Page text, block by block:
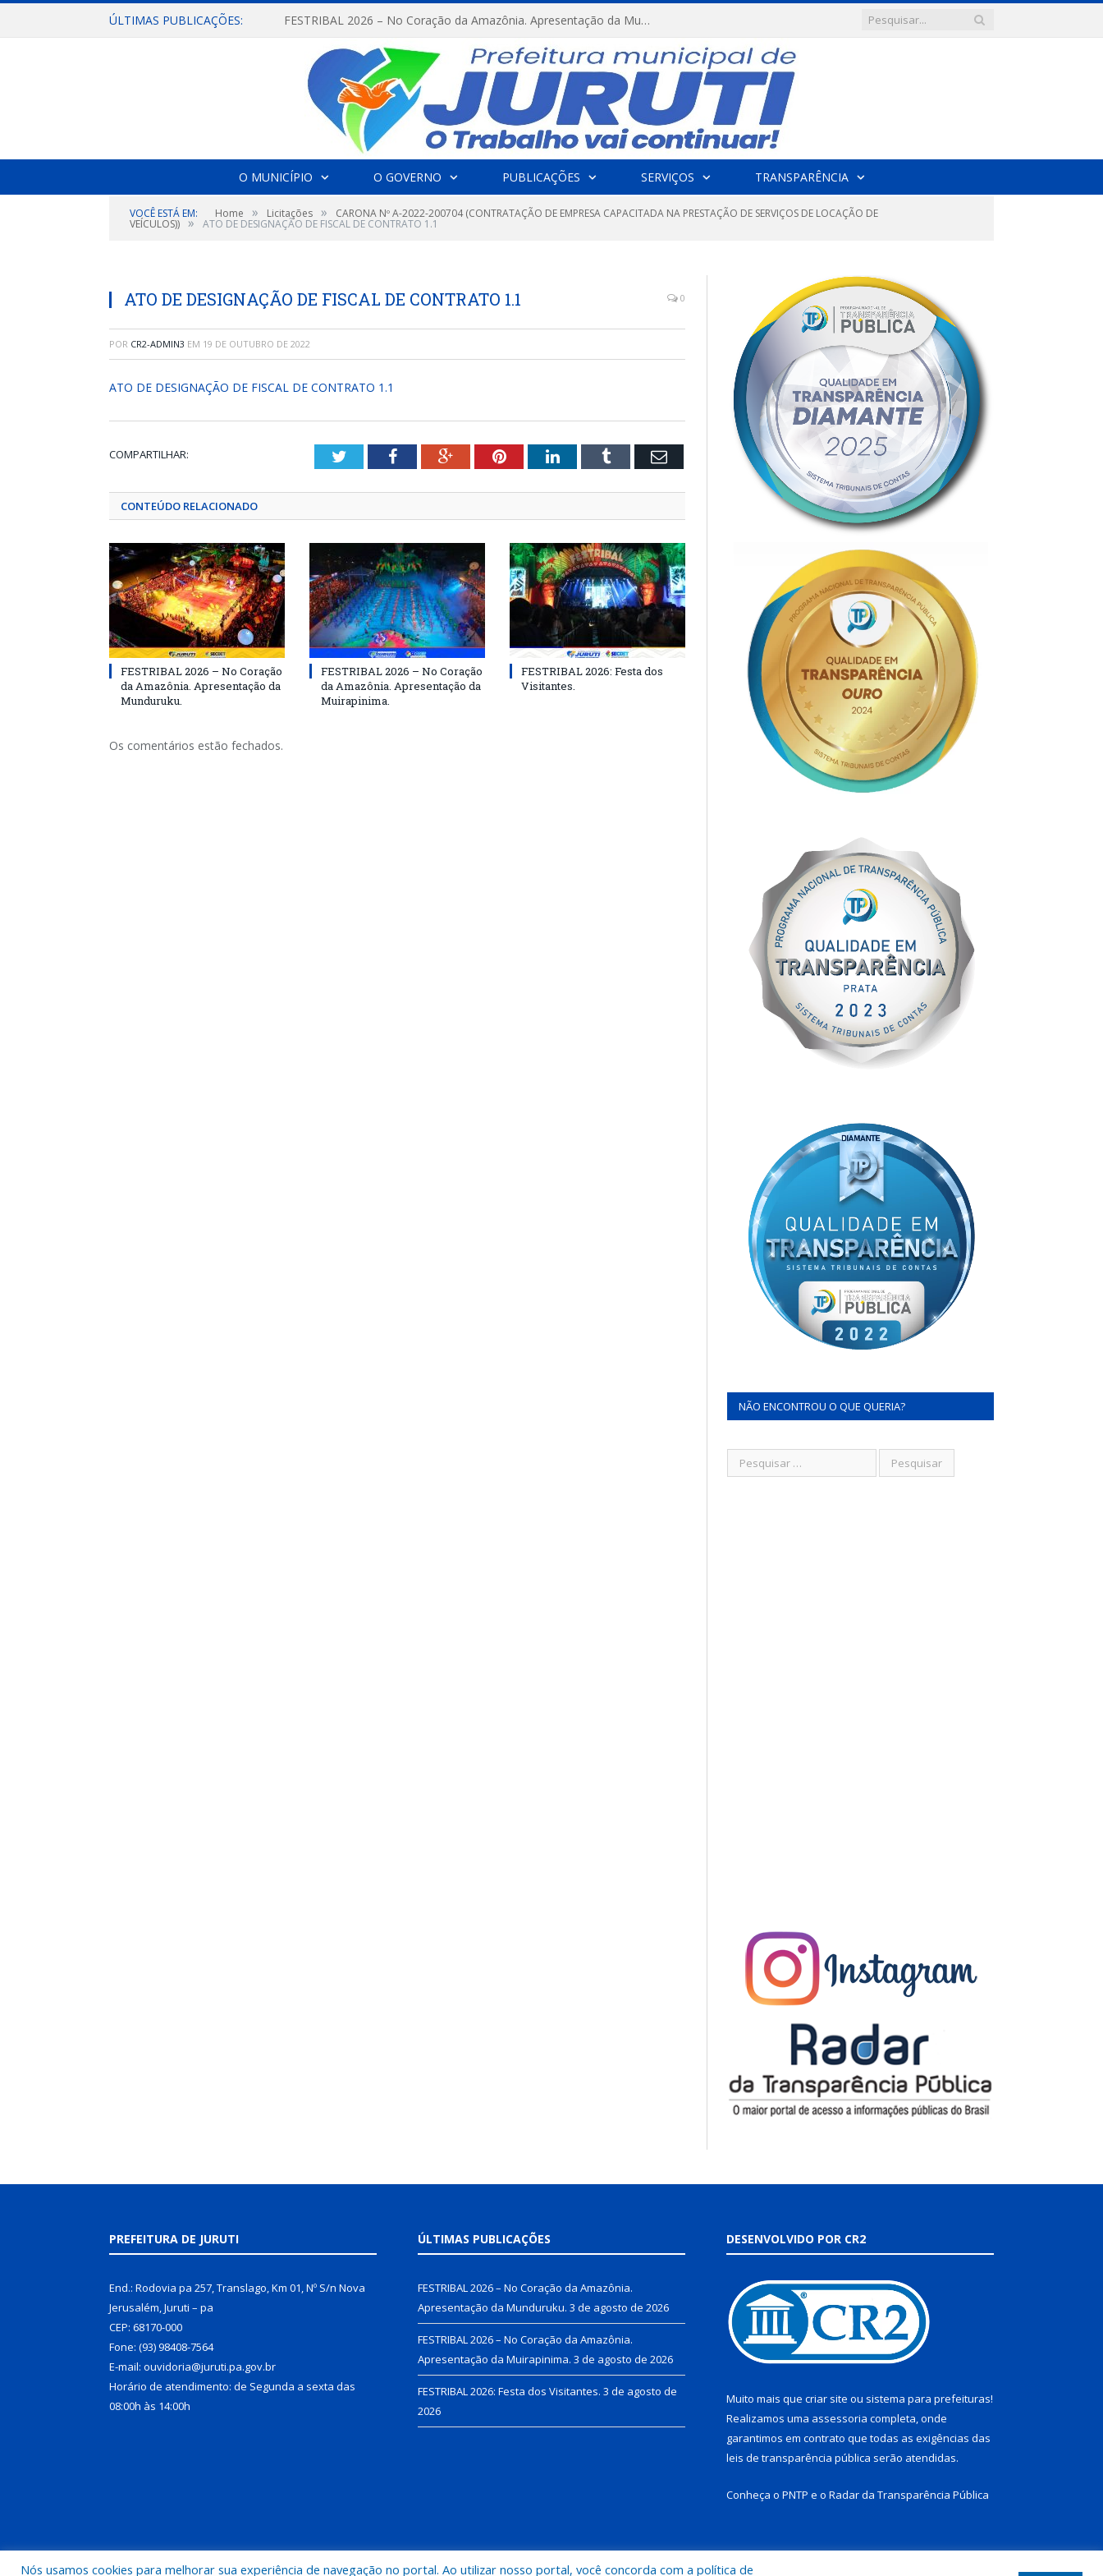
ÚLTIMAS PUBLICAÇÕES: FESTRIBAL 2026 – No Coração da Amazônia. Apresentação da Munduruku.
O MUNICÍPIO O GOVERNO PUBLICAÇÕES SERVIÇOS TRANSPARÊNCIA
VOCÊ ESTÁ EM: Home » Licitações » CARONA Nº A-2022-200704 (CONTRATAÇÃO DE EMPRESA CAPACITADA NA PRESTAÇÃO DE SERVIÇOS DE LOCAÇÃO DE
VEÍCULOS)) » ATO DE DESIGNAÇÃO DE FISCAL DE CONTRATO 1.1
ATO DE DESIGNAÇÃO DE FISCAL DE CONTRATO 1.1 0
POR CR2-ADMIN3 EM 19 DE OUTUBRO DE 2022
ATO DE DESIGNAÇÃO DE FISCAL DE CONTRATO 1.1
COMPARTILHAR: TwitterFacebookGoogle+PinterestLinkedInTumblr Email
CONTEÚDO RELACIONADO
FESTRIBAL 2026 – No Coração
da Amazônia. Apresentação da
Munduruku.
FESTRIBAL 2026 – No Coração
da Amazônia. Apresentação da
Muirapinima.
FESTRIBAL 2026: Festa dos
Visitantes.
Os comentários estão fechados.
NÃO ENCONTROU O QUE QUERIA?
PREFEITURA DE JURUTI
End.: Rodovia pa 257, Translago, Km 01, Nº S/n Nova
Jerusalém, Juruti – pa
CEP: 68170-000
Fone: (93) 98408-7564
E-mail: ouvidoria@juruti.pa.gov.br
Horário de atendimento: de Segunda a sexta das
08:00h às 14:00h
ÚLTIMAS PUBLICAÇÕES
FESTRIBAL 2026 – No Coração da Amazônia.
Apresentação da Munduruku. 3 de agosto de 2026
FESTRIBAL 2026 – No Coração da Amazônia.
Apresentação da Muirapinima. 3 de agosto de 2026
FESTRIBAL 2026: Festa dos Visitantes. 3 de agosto de
2026
DESENVOLVIDO POR CR2
Muito mais que criar site ou sistema para prefeituras!
Realizamos uma assessoria completa, onde
garantimos em contrato que todas as exigências das
leis de transparência pública serão atendidas.
Conheça o PNTP e o Radar da Transparência Pública
Nós usamos cookies para melhorar sua experiência de navegação no portal. Ao utilizar nosso portal, você concorda com a política de